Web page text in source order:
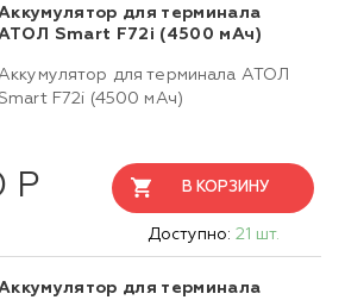
для терминала
Smart F72i (4500 мАч)
для терминала АТОЛ
F72i (4500 мАч)
Р В КОРЗИНУ
Доступно: 21 шт.
для терминала